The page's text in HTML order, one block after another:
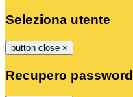
Seleziona utente
button close ×
Recupero password